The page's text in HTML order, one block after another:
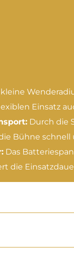
Einsatz
Durch die
Bühne
Das
die